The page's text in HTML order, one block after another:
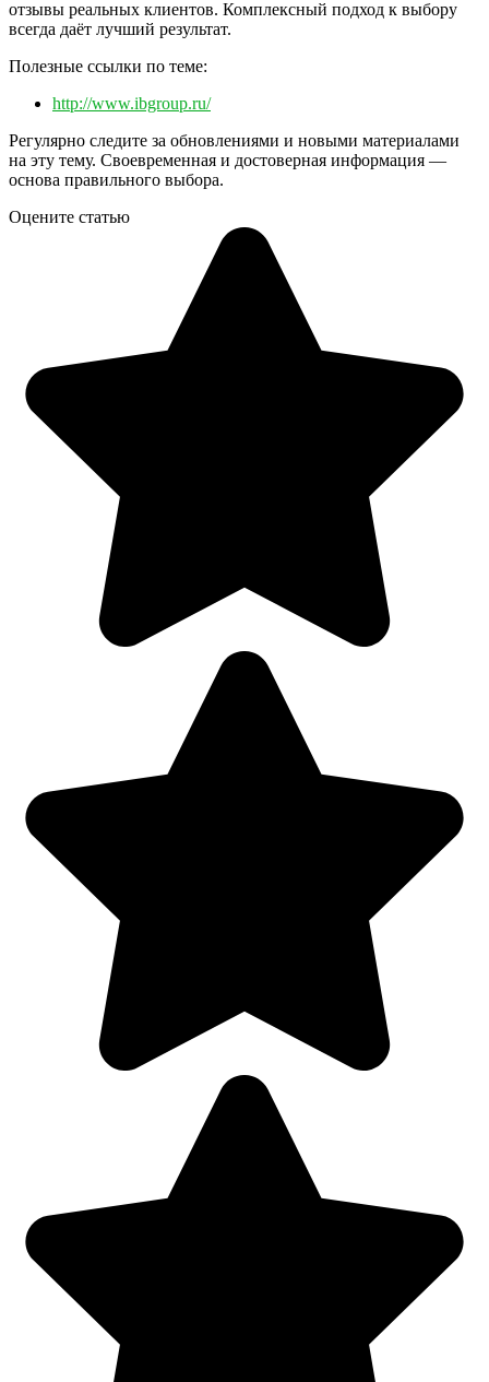
отзывы реальных клиентов. Комплексный подход к выбору
всегда даёт лучший результат.
Полезные ссылки по теме:
http://www.ibgroup.ru/
Регулярно следите за обновлениями и новыми материалами
на эту тему. Своевременная и достоверная информация —
основа правильного выбора.
Оцените статью